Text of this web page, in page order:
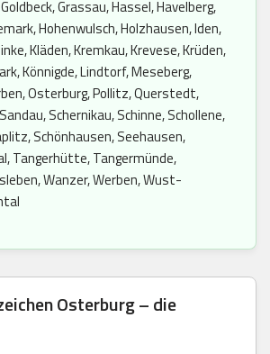
Grassau, Hassel, Havelberg,
Hohenwulsch, Holzhausen, Iden,
Kläden, Kremkau, Krevese, Krüden,
Könnigde, Lindtorf, Meseberg,
Osterburg, Pollitz, Querstedt,
Schernikau, Schinne, Schollene,
Schönhausen, Seehausen,
Tangerhütte, Tangermünde,
Wanzer, Werben, Wust-
Osterburg – die